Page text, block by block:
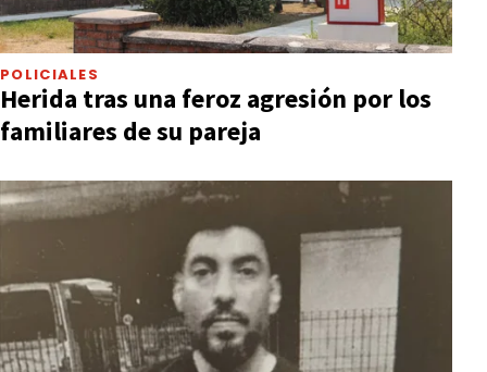
POLICIALES
Herida tras una feroz agresión por los
familiares de su pareja